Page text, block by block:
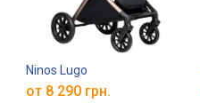
Ninos Lugo
от 8 290 грн.